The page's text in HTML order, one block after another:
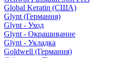
Global Keratin (США)
Glynt (Германия)
Glynt - Уход
Glynt - Окрашивание
Glynt - Укладка
Goldwell (Германия)